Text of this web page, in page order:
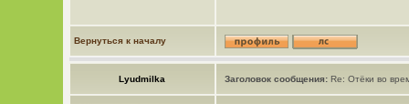
Вернуться к началу
Lyudmilka Заголовок сообщения:Re: Отёки во